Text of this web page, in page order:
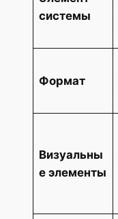
системы
Формат
Визуальны
е элементы